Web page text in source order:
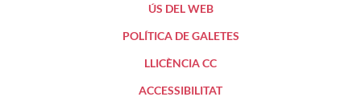
ÚS DEL WEB
POLÍTICA DE GALETES
LLICÈNCIA CC
ACCESSIBILITAT